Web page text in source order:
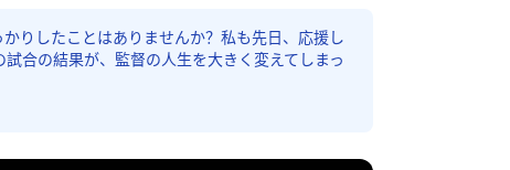
りしたことはありませんか？私も先日、応援し
合の結果が、監督の人生を大きく変えてしまっ